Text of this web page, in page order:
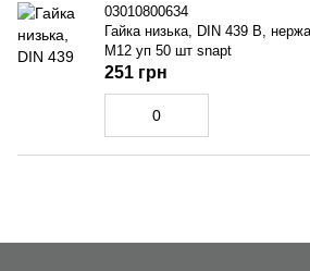
03010800634
Гайка низька, DIN 439 B,
M12 уп 50 шт snapt
251 грн